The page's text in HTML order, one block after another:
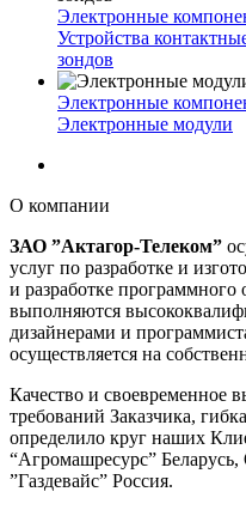
Электронные
Устройства
зондов
Электронные
Электронные модули
О компании
ЗАО ”Актагор-Телеком”
услуг по разработке и
и разработке программного
выполняются
дизайнерами и
осуществляется на
Качество и своевременное
требований Заказчика,
определило круг наших
“Агромашресурс”
”Газдевайс” Россия.